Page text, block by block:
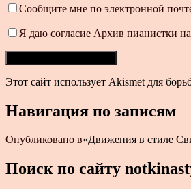
Сообщите мне по электронной
Я даю согласие Архив пианистки
Этот сайт использует Akismet для
Навигация по записям
Опубликовано в«Движения в стиле
Поиск по сайту